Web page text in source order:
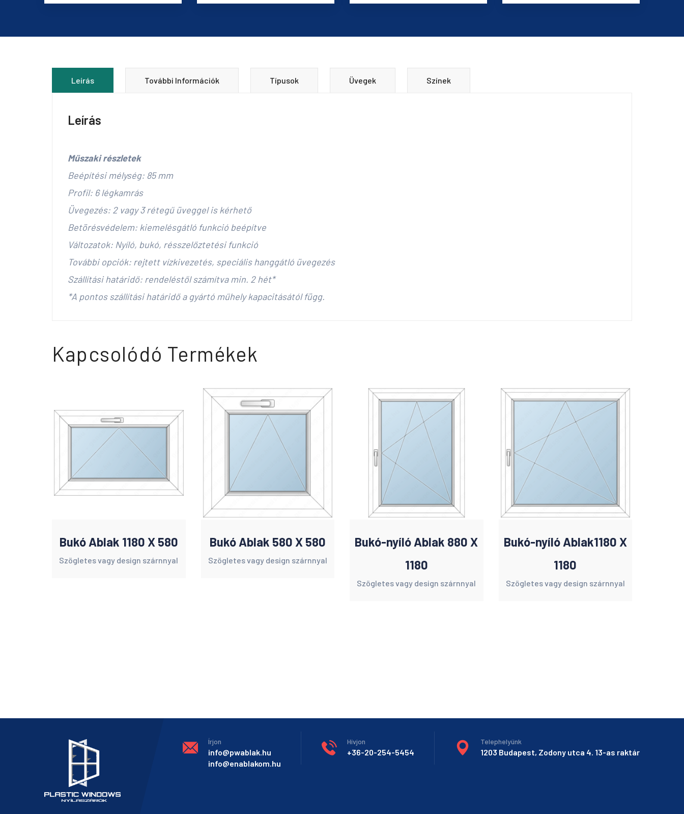
Leírás További Információk Típusok Üvegek Színek
Leírás
Műszaki részletek
Beépítési mélység: 85 mm
Profil: 6 légkamrás
Üvegezés: 2 vagy 3 rétegű üveggel is kérhető
Betörésvédelem: kiemelésgátló funkció beépítve
Változatok: Nyíló, bukó, résszelőztetési funkció
További opciók: rejtett vízkivezetés, speciális hanggátló üvegezés
Szállítási határidő: rendeléstől számítva min. 2 hét*
*A pontos szállítási határidő a gyártó műhely kapacitásától függ.
Kapcsolódó Termékek
Bukó Ablak 1180 X 580
Szögletes vagy design szárnnyal
Bukó Ablak 580 X 580
Szögletes vagy design szárnnyal
Bukó-nyíló Ablak 880 X
1180
Szögletes vagy design szárnnyal
Bukó-nyíló Ablak1180 X
1180
Szögletes vagy design szárnnyal
Írjon
info@pwablak.hu
info@enablakom.hu
Hívjon
+36-20-254-5454
Telephelyünk
1203 Budapest, Zodony utca 4. 13-as raktár